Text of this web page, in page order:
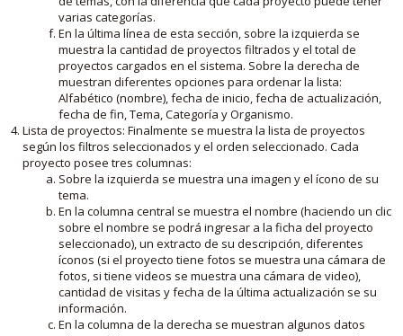
varias categorías.
En la última línea de esta sección, sobre la izquierda se
muestra la cantidad de proyectos filtrados y el total de
proyectos cargados en el sistema. Sobre la derecha de
muestran diferentes opciones para ordenar la lista:
Alfabético (nombre), fecha de inicio, fecha de actualización,
fecha de fin, Tema, Categoría y Organismo.
Lista de proyectos: Finalmente se muestra la lista de proyectos
según los filtros seleccionados y el orden seleccionado. Cada
proyecto posee tres columnas:
Sobre la izquierda se muestra una imagen y el ícono de su
tema.
En la columna central se muestra el nombre (haciendo un clic
sobre el nombre se podrá ingresar a la ficha del proyecto
seleccionado), un extracto de su descripción, diferentes
íconos (si el proyecto tiene fotos se muestra una cámara de
fotos, si tiene videos se muestra una cámara de video),
cantidad de visitas y fecha de la última actualización se su
información.
En la columna de la derecha se muestran algunos datos